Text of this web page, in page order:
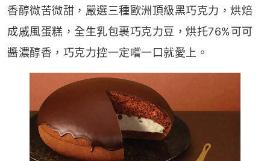
香醇微苦微甜，嚴選三種歐洲頂級黑巧克力，烘焙
成戚風蛋糕，全生乳包裹巧克力豆，烘托76%可可
醬濃醇香，巧克力控一定嚐一口就愛上。